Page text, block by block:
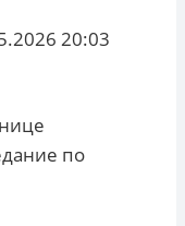
20:03
по